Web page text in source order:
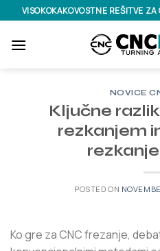
Skoči
na
vsebino
VISOKOKAKOVOSTNE REŠITVE
NOVICE
Ključne
rezkanjem
POSTED ON
Ko gre za CNC frezanje,